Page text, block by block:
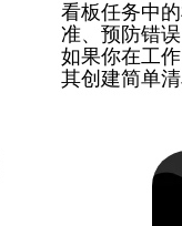
看板任务中
准、预防错
如果你在工
其创建简单